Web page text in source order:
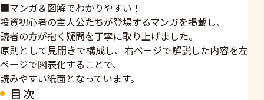
■マンガ＆図解でわかりやすい！
投資初心者の主人公たちが登場するマンガを掲載し、
読者の方が抱く疑問を丁寧に取り上げました。
原則として見開きで構成し、右ページで解説した内容を左
ページで図表化することで、
読みやすい紙面となっています。
目次